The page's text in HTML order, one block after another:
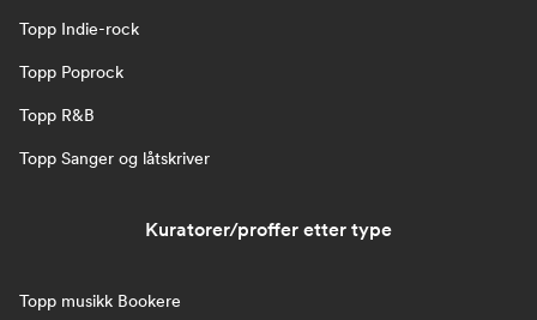
Topp Indie-rock
Topp Poprock
Topp R&B
Topp Sanger og låtskriver
Kuratorer/proffer etter type
Topp musikk Bookere